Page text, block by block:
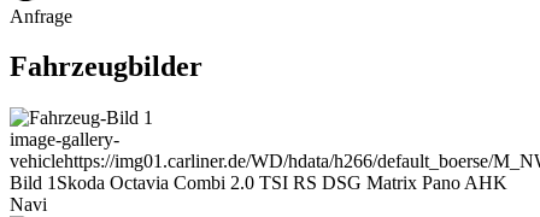
Anfrage
Fahrzeugbilder
image-gallery-
vehiclehttps://img01.carliner.de/WD/hdata/h266/default_boerse/
Bild 1 Skoda Octavia Combi 2.0 TSI RS DSG Matrix Pano AHK
Navi